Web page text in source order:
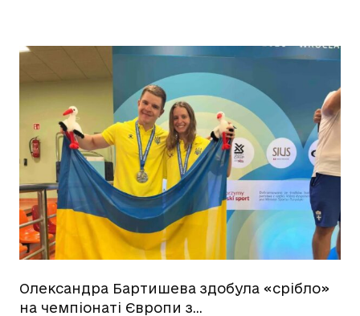
Олександра Бартишева здобула «срібло»
на чемпіонаті Європи з…